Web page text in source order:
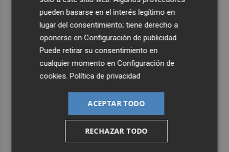
pueden basarse en el interés legítimo en
lugar del consentimiento; tiene derecho a
oponerse enConfiguración de publicidad
Puede retirar su consentimiento en
cualquier momento enConfiguración de
cookies .Política de privacidad
ACEPTAR TODO
RECHAZAR TODO